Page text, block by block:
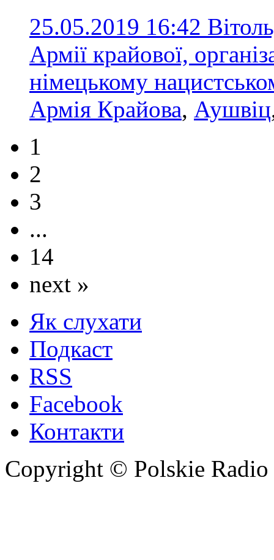
25.05.2019 16:42
Армії крайової,
німецькому
Армія Крайова, Аушвіц
1
2
3
...
14
next »
Як слухати
Подкаст
RSS
Facebook
Контакти
Copyright © Polskie